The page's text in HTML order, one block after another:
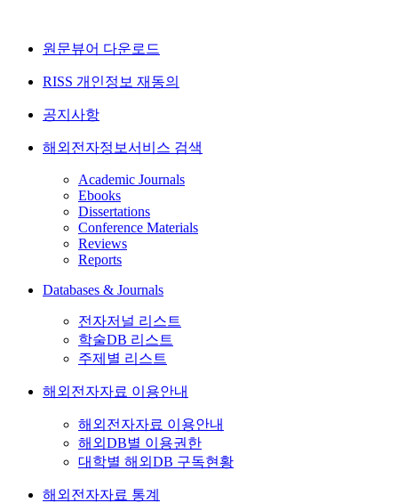
원문뷰어 다운로드
RISS 개인정보 재동의
공지사항
해외전자정보서비스 검색
Academic Journals
Ebooks
Dissertations
Conference Materials
Reviews
Reports
Databases & Journals
전자저널 리스트
학술DB 리스트
주제별 리스트
해외전자자료 이용안내
해외전자자료 이용안내
해외DB별 이용권한
대학별 해외DB 구독현황
해외전자자료 통계